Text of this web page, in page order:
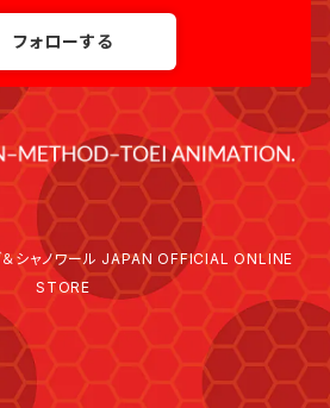
フォローする
＆シャノワール JAPAN OFFICIAL ONLINE
STORE